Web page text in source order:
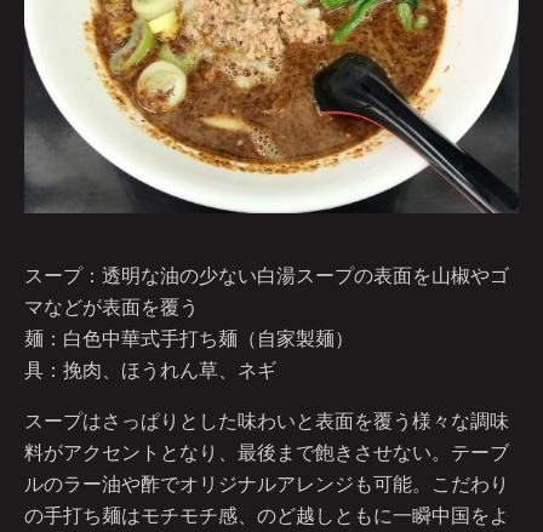
スープ：透明な油の少ない白湯スープの表面を山椒やゴ
マなどが表面を覆う
麺：白色中華式手打ち麺（自家製麺）
具：挽肉、ほうれん草、ネギ
スープはさっぱりとした味わいと表面を覆う様々な調味
料がアクセントとなり、最後まで飽きさせない。テーブ
ルのラー油や酢でオリジナルアレンジも可能。こだわり
の手打ち麺はモチモチ感、のど越しともに一瞬中国をよ